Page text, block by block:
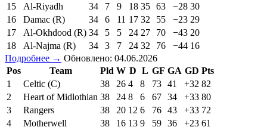
15
Al-Riyadh 34 7 9 18 35 63 −28 30
16
Damac (R) 34 6 11 17 32 55 −23 29
17
Al-Okhdood (R) 34 5 5 24 27 70 −43 20
18
Al-Najma (R) 34 3 7 24 32 76 −44 16
Подробнее → Обновлено: 04.06.2026
Pos
Team Pld W D L GF GA GD Pts
1
Celtic (C) 38 26 4 8 73 41 +32 82
2
Heart of Midlothian 38 24 8 6 67 34 +33 80
3
Rangers 38 20 12 6 76 43 +33 72
4
Motherwell 38 16 13 9 59 36 +23 61